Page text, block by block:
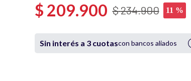
$ 209.900 $234.900 11 %
Sin interés a 3 cuotascon bancos aliados